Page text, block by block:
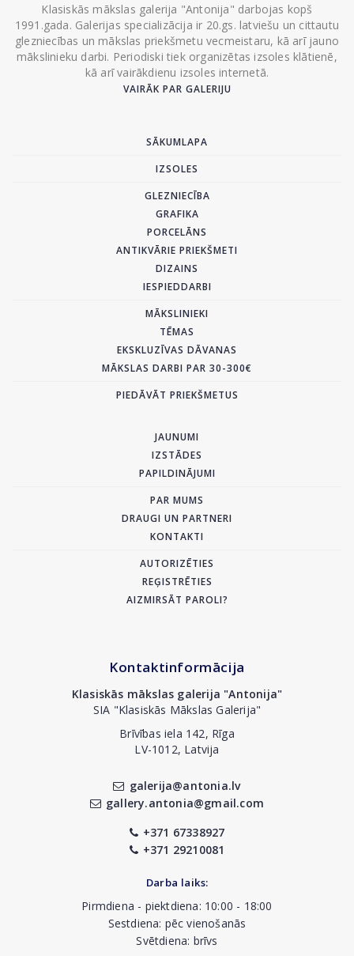
Klasiskās mākslas galerija "Antonija" darbojas kopš
1991.gada. Galerijas specializācija ir 20.gs. latviešu un cittautu
glezniecības un mākslas priekšmetu vecmeistaru, kā arī jauno
mākslinieku darbi. Periodiski tiek organizētas izsoles klātienē,
kā arī vairākdienu izsoles internetā.
VAIRĀK PAR GALERIJU
SĀKUMLAPA
IZSOLES
GLEZNIECĪBA
GRAFIKA
PORCELĀNS
ANTIKVĀRIE PRIEKŠMETI
DIZAINS
IESPIEDDARBI
MĀKSLINIEKI
TĒMAS
EKSKLUZĪVAS DĀVANAS
MĀKSLAS DARBI PAR 30-300€
PIEDĀVĀT PRIEKŠMETUS
JAUNUMI
IZSTĀDES
PAPILDINĀJUMI
PAR MUMS
DRAUGI UN PARTNERI
KONTAKTI
AUTORIZĒTIES
REĢISTRĒTIES
AIZMIRSĀT PAROLI?
Kontaktinformācija
Klasiskās mākslas galerija "Antonija"
SIA "Klasiskās Mākslas Galerija"
Brīvības iela 142, Rīga
LV-1012, Latvija
galerija@antonia.lv
gallery.antonia@gmail.com
+371 67338927
+371 29210081
Darba laiks:
Pirmdiena - piektdiena: 10:00 - 18:00
Sestdiena: pēc vienošanās
Svētdiena: brīvs